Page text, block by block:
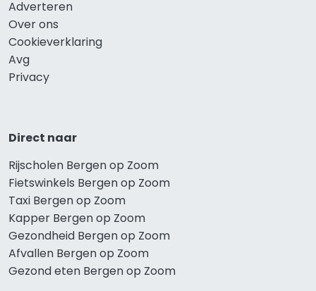
Adverteren
Over ons
Cookieverklaring
Avg
Privacy
Direct naar
Rijscholen Bergen op Zoom
Fietswinkels Bergen op Zoom
Taxi Bergen op Zoom
Kapper Bergen op Zoom
Gezondheid Bergen op Zoom
Afvallen Bergen op Zoom
Gezond eten Bergen op Zoom